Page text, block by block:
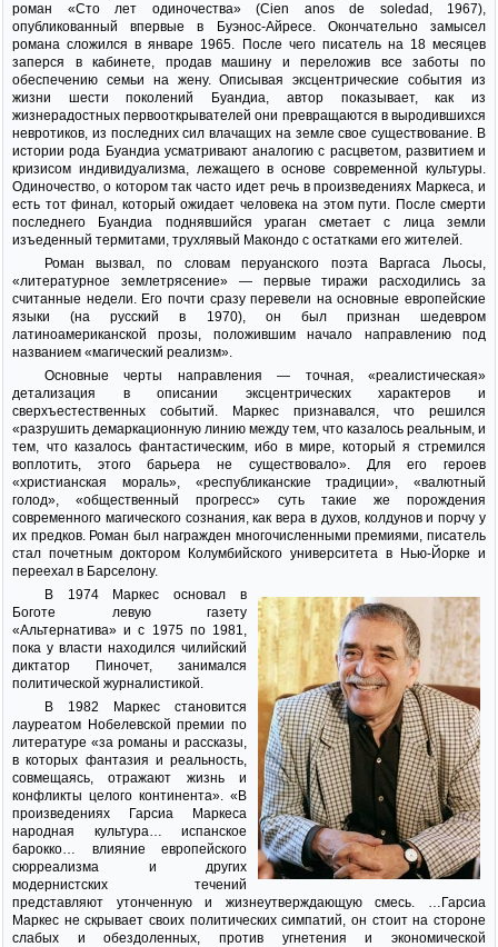
роман «Сто лет одиночества» (Cien anos de soledad, 1967),
опубликованный впервые в Буэнос-Айресе. Окончательно замысел
романа сложился в январе 1965. После чего писатель на 18 месяцев
заперся в кабинете, продав машину и переложив все заботы по
обеспечению семьи на жену. Описывая эксцентрические события из
жизни шести поколений Буандиа, автор показывает, как из
жизнерадостных первооткрывателей они превращаются в выродившихся
невротиков, из последних сил влачащих на земле свое существование. В
истории рода Буандиа усматривают аналогию с расцветом, развитием и
кризисом индивидуализма, лежащего в основе современной культуры.
Одиночество, о котором так часто идет речь в произведениях Маркеса, и
есть тот финал, который ожидает человека на этом пути. После смерти
последнего Буандиа поднявшийся ураган сметает с лица земли
изъеденный термитами, трухлявый Макондо с остатками его жителей.
Роман вызвал, по словам перуанского поэта Варгаса Льосы,
«литературное землетрясение» — первые тиражи расходились за
считанные недели. Его почти сразу перевели на основные европейские
языки (на русский в 1970), он был признан шедевром
латиноамериканской прозы, положившим начало направлению под
названием «магический реализм».
Основные черты направления — точная, «реалистическая»
детализация в описании эксцентрических характеров и
сверхъестественных событий. Маркес признавался, что решился
«разрушить демаркационную линию между тем, что казалось реальным, и
тем, что казалось фантастическим, ибо в мире, который я стремился
воплотить, этого барьера не существовало». Для его героев
«христианская мораль», «республиканские традиции», «валютный
голод», «общественный прогресс» суть такие же порождения
современного магического сознания, как вера в духов, колдунов и порчу у
их предков. Роман был награжден многочисленными премиями, писатель
стал почетным доктором Колумбийского университета в Нью-Йорке и
переехал в Барселону.
В 1974 Маркес основал в
Боготе левую газету
«Альтернатива» и с 1975 по 1981,
пока у власти находился чилийский
диктатор Пиночет, занимался
политической журналистикой.
В 1982 Маркес становится
лауреатом Нобелевской премии по
литературе «за романы и рассказы,
в которых фантазия и реальность,
совмещаясь, отражают жизнь и
конфликты целого континента». «В
произведениях Гарсиа Маркеса
народная культура… испанское
барокко… влияние европейского
сюрреализма и других
модернистских течений
представляют утонченную и жизнеутверждающую смесь. …Гарсиа
Маркес не скрывает своих политических симпатий, он стоит на стороне
слабых и обездоленных, против угнетения и экономической